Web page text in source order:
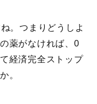
。つまりどうしよ
薬がなければ、0
経済完全ストップ
。